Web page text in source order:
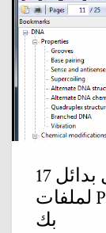
17 من أفضل بدائل Adobe Acrobat
لملفات PDF لجهاز الكمبيوتر الخاص
بك